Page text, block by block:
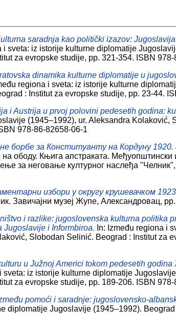
saradnja kao politički izazov:
i sveta: iz istorije kulturne diplomatije
za evropske studije, pp. 321-354. ISBN
dinamika kulturne diplomatije u
regiona i sveta: iz istorije kulturne
: Institut za evropske studije, pp. 23-44.
i Austrija u prvoj polovini pedesetih godina:
(1945–1992), ur. Aleksandra Kolaković,
978-86-82658-06-1
борбе за Конституанту на Кордуну 1920.
на ободу. Књига апстраката.
за неговање културног наслеђа
избори у округу крушевачком
Завичајни музеј Жупе, Александровац,
i razlike: jugoslovenska kulturna politika
Jugoslavije i Informbiroa. In: Između regiona i
Slobodan Selinić. Beograd : Institut za
u Južnoj Americi tokom pedesetih
sveta: iz istorije kulturne diplomatije
za evropske studije, pp. 189-206. ISBN
pomoći i saradnje: jugoslovensko-
diplomatije Jugoslavije (1945–1992).